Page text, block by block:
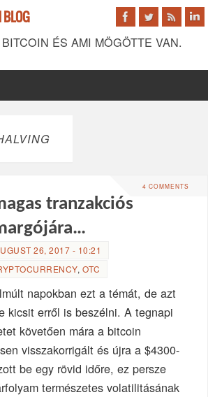
BLOG
ÉS AMI MÖGÖTTE VAN.
4 COMMENTS
tranzakciós
26, 2017 - 10:21
, OTC
napokban ezt a témát, de azt
kicsit erről is beszélni. A tegnapi
követően mára a bitcoin
visszakorrigált és újra a $4300-
be egy rövid időre, ez persze
természetes volatilitásának